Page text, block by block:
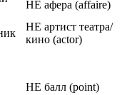
НЕ афера (affaire)
НЕ артист театра/
кино (actor)
НЕ балл (point)